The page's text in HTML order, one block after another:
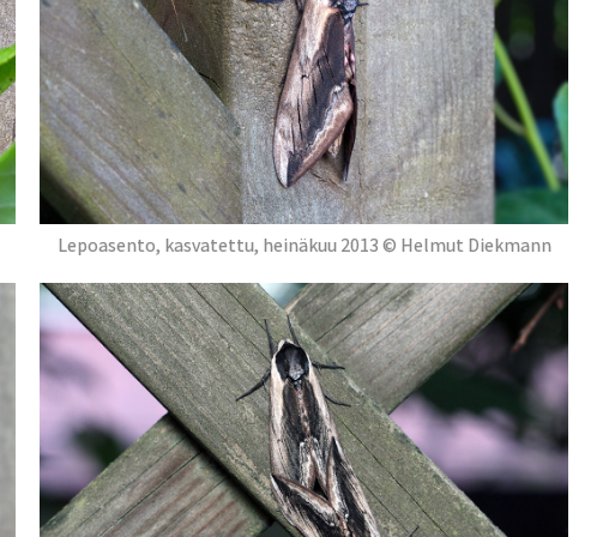
Lepoasento, kasvatettu, heinäkuu 2013 © Helmut Diekmann